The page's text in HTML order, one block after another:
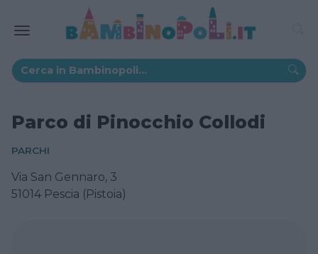
Parco di Pinocchio Collodi
PARCHI
Via San Gennaro, 3
51014 Pescia (Pistoia)